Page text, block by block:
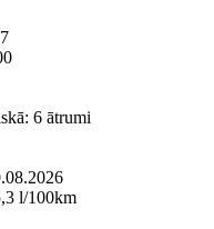
6 ātrumi
l/100km